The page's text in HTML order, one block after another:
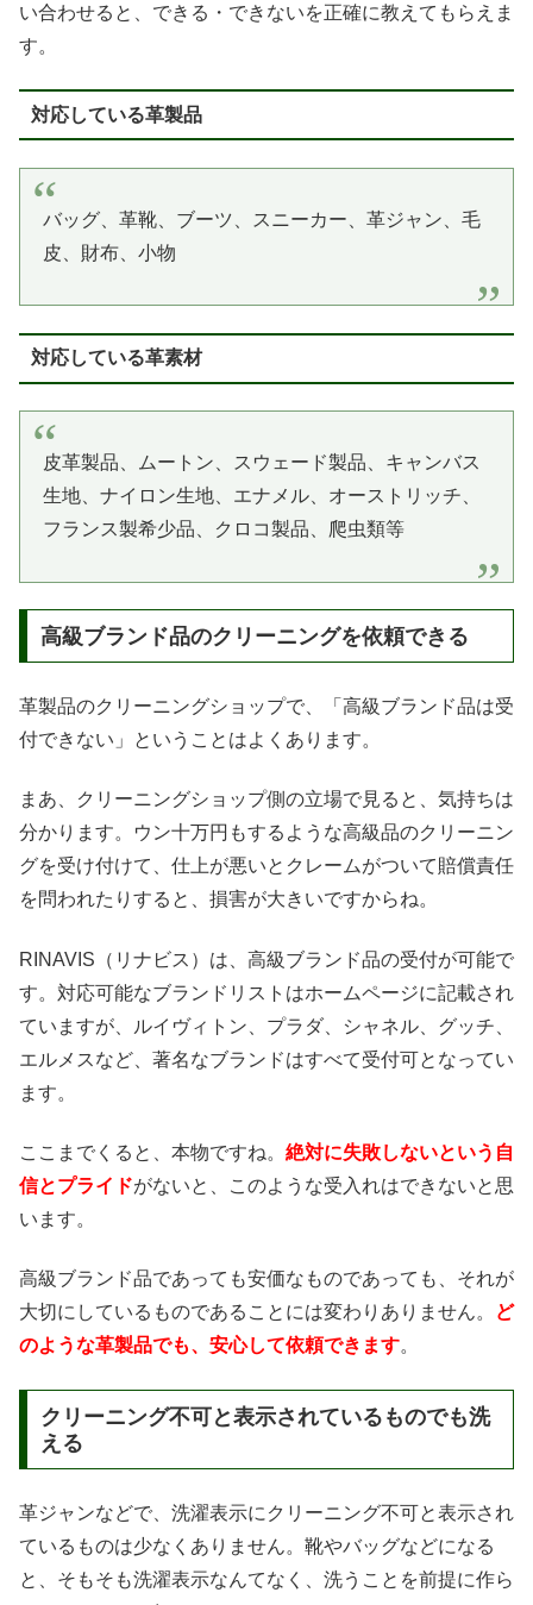
い合わせると、できる・できないを正確に教えてもらえま
す。
対応している革製品
バッグ、革靴、ブーツ、スニーカー、革ジャン、毛
皮、財布、小物
対応している革素材
皮革製品、ムートン、スウェード製品、キャンバス
生地、ナイロン生地、エナメル、オーストリッチ、
フランス製希少品、クロコ製品、爬虫類等
高級ブランド品のクリーニングを依頼できる
革製品のクリーニングショップで、「高級ブランド品は受
付できない」ということはよくあります。
まあ、クリーニングショップ側の立場で見ると、気持ちは
分かります。ウン十万円もするような高級品のクリーニン
グを受け付けて、仕上が悪いとクレームがついて賠償責任
を問われたりすると、損害が大きいですからね。
RINAVIS（リナビス）は、高級ブランド品の受付が可能で
す。対応可能なブランドリストはホームページに記載され
ていますが、ルイヴィトン、プラダ、シャネル、グッチ、
エルメスなど、著名なブランドはすべて受付可となってい
ます。
ここまでくると、本物ですね。 絶対に失敗しないという自
信とプライドがないと、このような受入れはできないと思
います。
高級ブランド品であっても安価なものであっても、それが
大切にしているものであることには変わりありません。
ど
のような革製品でも、安心して依頼できます。
クリーニング不可と表示されているものでも洗
える
革ジャンなどで、洗濯表示にクリーニング不可と表示され
ているものは少なくありません。靴やバッグなどになる
と、そもそも洗濯表示なんてなく、洗うことを前提に作ら